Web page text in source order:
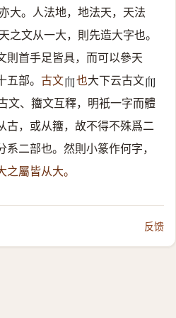
大。人法地，地法天，天法
之文从一大，則先造大字也。
則首手足皆具，而可以參天
部。 古文𦓐 也大下云古文𦓐
文、籒文互釋，明衹一字而體
古，或从籒，故不得不殊爲二
二部也。然則小篆作何字，
之屬皆从大。
反馈